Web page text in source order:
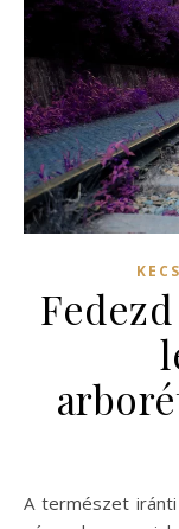
A természet iránti szeretetünk és a zöld környezet iránti